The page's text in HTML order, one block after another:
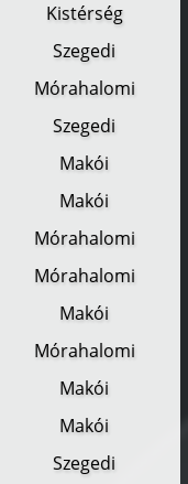
Kistérség
Szegedi
Mórahalomi
Szegedi
Makói
Makói
Mórahalomi
Mórahalomi
Makói
Mórahalomi
Makói
Makói
Szegedi